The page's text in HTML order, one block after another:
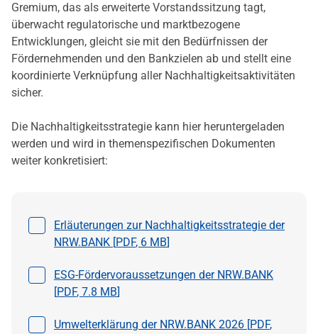
Gremium, das als erweiterte Vorstandssitzung tagt,
überwacht regulatorische und marktbezogene
Entwicklungen, gleicht sie mit den Bedürfnissen der
Fördernehmenden und den Bankzielen ab und stellt eine
koordinierte Verknüpfung aller Nachhaltigkeitsaktivitäten
sicher.
Die Nachhaltigkeitsstrategie kann hier heruntergeladen
werden und wird in themenspezifischen Dokumenten
weiter konkretisiert:
Datei auswählen
Erläuterungen zur Nachhaltigkeitsstrategie der
NRW.BANK [PDF, 6 MB]
Datei auswählen
ESG-Fördervoraussetzungen der NRW.BANK
[PDF, 7.8 MB]
Datei auswählen
Umwelterklärung der NRW.BANK 2026 [PDF,